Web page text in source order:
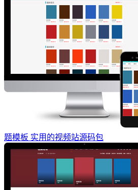
题模板 实用的视频站源码包